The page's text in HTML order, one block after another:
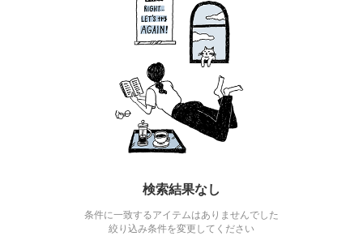
検索結果なし
条件に一致するアイテムはありませんでした
絞り込み条件を変更してください